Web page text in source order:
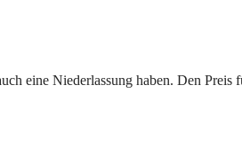
eine Niederlassung haben. Den Preis